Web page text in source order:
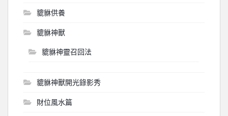
貔貅供養
貔貅神獸
貔貅神靈召回法
貔貅神獸開光錄影秀
財位風水篇